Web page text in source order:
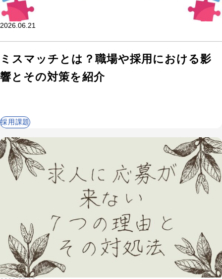
2026.06.21
ミスマッチとは？職場や採用における影
響とその対策を紹介
採用課題